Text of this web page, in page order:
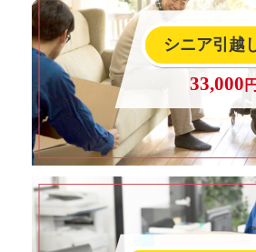
シニア引越
33,000 円